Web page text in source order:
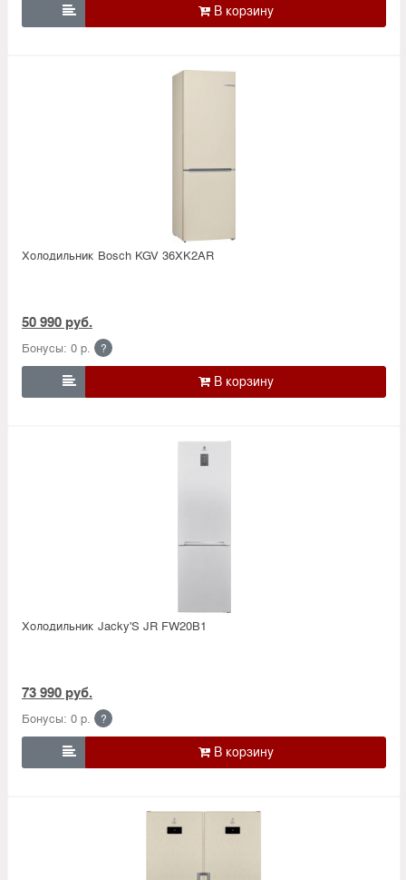

Холодильник Bosсh KGV 36XK2AR
50 990 руб.
Бонусы: 0 р. ?

Холодильник Jacky'S JR FW20B1
73 990 руб.
Бонусы: 0 р. ?
